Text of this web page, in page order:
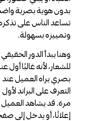
بدون هوية بصرية واضحة
تساعد الناس على تذكره
وتمييزه بسهولة.
وهنا يبدأ الدور الحقيقي
للشعار، لأنه غالبًا أول عنصر
بصري يراه العميل عند
التعرف على البراند لأول
مرة. قد يشاهد العميل
إعلانًا، أو يدخل إلى صفحة